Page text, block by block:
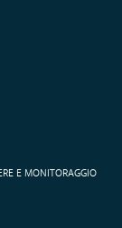
E MONITORAGGIO